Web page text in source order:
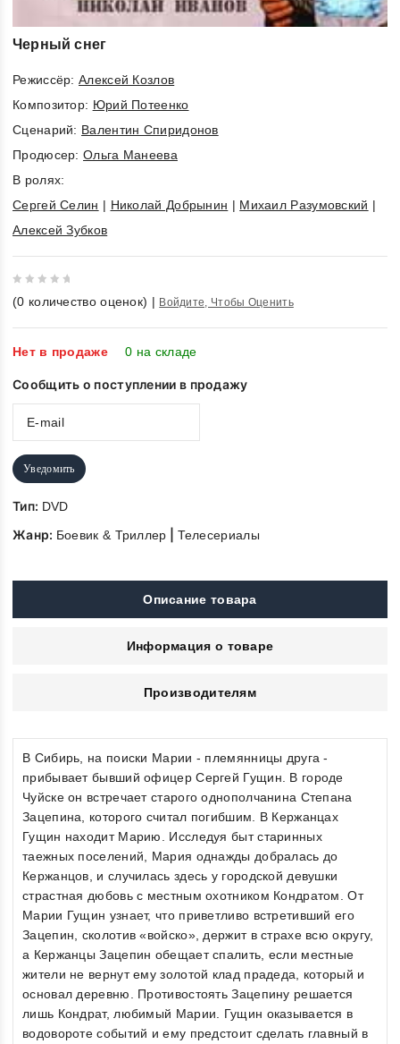
Черный снег
Режиссёр:Алексей Козлов
Композитор: Юрий Потеенко
Cценарий: Валентин Спиридонов
Продюсер:Ольга Манеева
В ролях:
Сергей Селин | Николай Добрынин | Михаил Разумовский |
Алексей Зубков
out
of
5
(0 количество оценок) | Войдите, Чтобы Оценить
Нет в продаже 0 на складе
Сообщить о поступлении в продажу
Уведомить
Тип: DVD
Жанр: Боевик & Триллер Телесериалы
Описание товара
Информация о товаре
Производителям
В Сибирь, на поиски Марии - племянницы друга -
прибывает бывший офицер Сергей Гущин. В городе
Чуйске он встречает старого однополчанина Степана
Зацепина, которого считал погибшим. В Кержанцах
Гущин находит Марию. Исследуя быт старинных
таежных поселений, Мария однажды добралась до
Кержанцов, и случилась здесь у городской девушки
страстная дюбовь с местным охотником Кондратом. От
Марии Гущин узнает, что приветливо встретивший его
Зацепин, сколотив «войско», держит в страхе всю округу,
а Кержанцы Зацепин обещает спалить, если местные
жители не вернут ему золотой клад прадеда, который и
основал деревню. Противостоять Зацепину решается
лишь Кондрат, любимый Марии. Гущин оказывается в
водовороте событий и ему предстоит сделать главный в